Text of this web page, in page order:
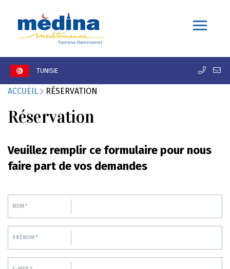
TUNISIE
ACCUEIL RÉSERVATION
Réservation
Veuillez remplir ce formulaire pour nous
faire part de vos demandes
NOM *
PRÉNOM *